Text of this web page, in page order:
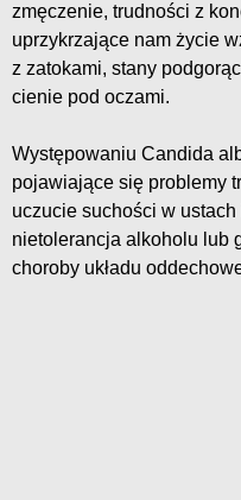
zmęczenie, trudności z
uprzykrzające nam życie
z zatokami, stany
cienie pod oczami.
Występowaniu Candida
pojawiające się problemy
uczucie suchości w
nietolerancja alkoholu lub
choroby układu